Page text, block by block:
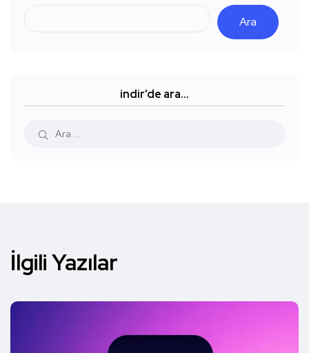
Ara
indir’de ara…
İlgili Yazılar